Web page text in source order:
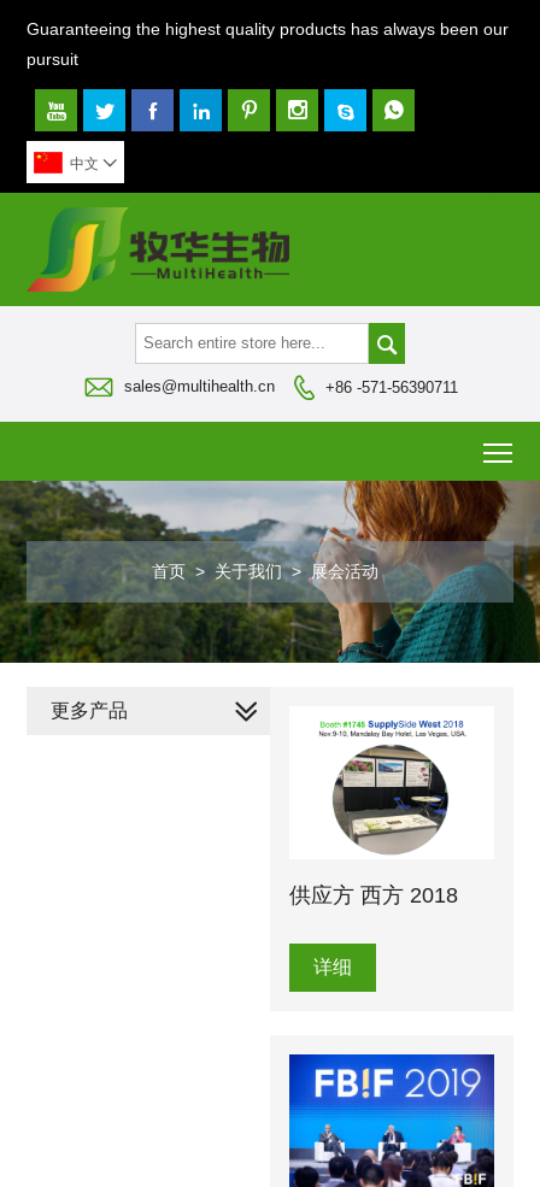
Guaranteeing the highest quality products has always been our
pursuit
       
中文 

 sales@multihealth.cn  +86 -571-56390711
首页 > 关于我们 > 展会活动
供应方 西方 2018
详细
更多产品